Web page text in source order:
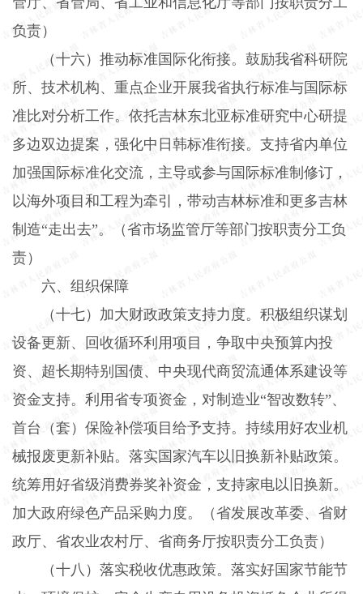
负责）
（十六）推动标准国际化衔接。 鼓励我省科研院
所、技术机构、重点企业开展我省执行标准与国际标
准比对分析工作。依托吉林东北亚标准研究中心研提
多边双边提案，强化中日韩标准衔接。支持省内单位
加强国际标准化交流，主导或参与国际标准制修订，
以海外项目和工程为牵引，带动吉林标准和更多吉林
制造“走出去”。（省市场监管厅等部门按职责分工负
责）
六、组织保障
（十七）加大财政政策支持力度。 积极组织谋划
设备更新、回收循环利用项目，争取中央预算内投
资、超长期特别国债、中央现代商贸流通体系建设等
资金支持。利用省专项资金，对制造业“智改数转”、
首台（套）保险补偿项目给予支持。持续用好农业机
械报废更新补贴。落实国家汽车以旧换新补贴政策。
统筹用好省级消费券奖补资金，支持家电以旧换新。
加大政府绿色产品采购力度。（省发展改革委、省财
政厅、省农业农村厅、省商务厅按职责分工负责）
（十八）落实税收优惠政策。 落实好国家节能节